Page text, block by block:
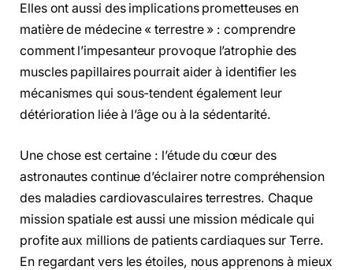
Elles ont aussi des implications prometteuses en
matière de médecine « terrestre » : comprendre
comment l’impesanteur provoque l’atrophie des
muscles papillaires pourrait aider à identifier les
mécanismes qui sous-tendent également leur
détérioration liée à l’âge ou à la sédentarité.
Une chose est certaine : l’étude du cœur des
astronautes continue d’éclairer notre compréhension
des maladies cardiovasculaires terrestres. Chaque
mission spatiale est aussi une mission médicale qui
profite aux millions de patients cardiaques sur Terre.
En regardant vers les étoiles, nous apprenons à mieux